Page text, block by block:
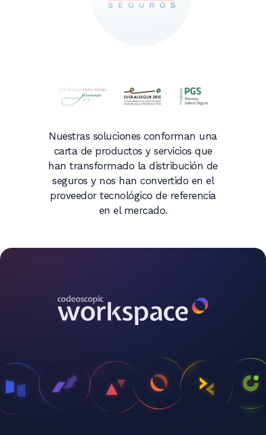
Nuestras soluciones conforman una
carta de productos y servicios que
han transformado la distribución de
seguros y nos han convertido en el
proveedor tecnológico de referencia
en el mercado.